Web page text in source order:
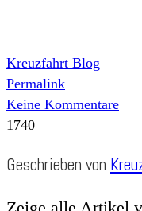
Kreuzfahrt Blog
Permalink
Keine Kommentare
1740
Geschrieben von